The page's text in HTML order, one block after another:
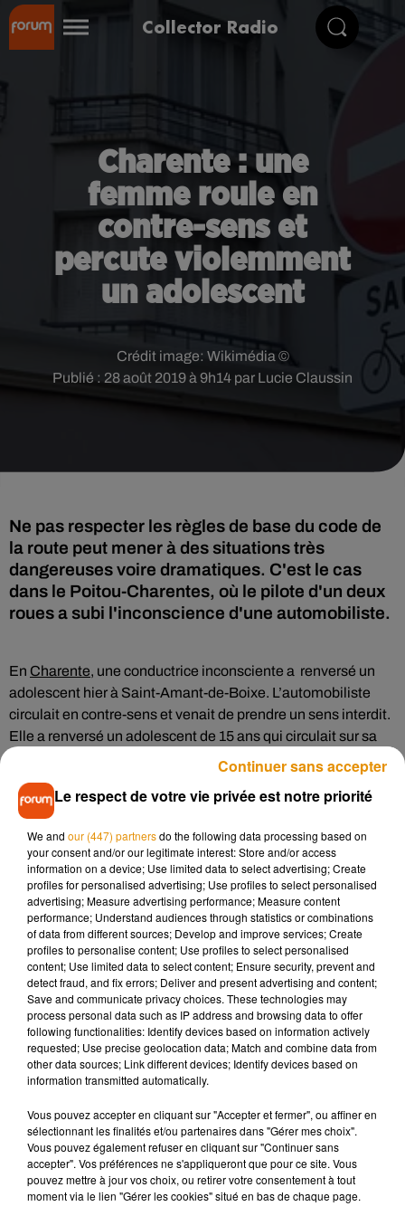
Collector Radio
Charente : une
femme roule en
contre-sens et
percute violemment
un adolescent
Publié : 28 août 2019 à 9h14 par Lucie Claussin
Crédit image: Wikimédia ©
Ne pas respecter les règles de base du code de
la route peut mener à des situations très
dangereuses voire dramatiques. C'est le cas
dans le Poitou-Charentes, où le pilote d'un deux
roues a subi l'inconscience d'une automobiliste.
En Charente, une conductrice inconsciente a renversé un
adolescent hier à Saint-Amant-de-Boixe. L’automobiliste
circulait en contre-sens et venait de prendre un sens interdit.
Elle a renversé un adolescent de 15 ans qui circulait sur sa
moto aux environs de 16h30. Le jeune a été sérieusement
blessé et a été pris en charge par les secours selon nos
confrères deLa Charente Libre. Les pompiers sont
rapidement intervenus et la victime a été transportée au
centre hospitalier d’Angoulême. Une enquête a été ouverte
afin de comprendre les circonstances précises de l’accident.
Musique
6 août 2026
Pomme emprunte le décor de l’émission
« Loups Garous » pour son...
6 août 2026
La version réécrite de « Beautiful Day »
interprétée lors des...
Le respect de votre vie privée est notre priorité
We and our (447) partnersdo the following data processing based on
your consent and/or our legitimate interest: Store and/or access
information on a device; Use limited data to select advertising; Create
profiles for personalised advertising; Use profiles to select personalised
advertising; Measure advertising performance; Measure content
performance; Understand audiences through statistics or combinations
of data from different sources; Develop and improve services; Create
profiles to personalise content; Use profiles to select personalised
content; Use limited data to select content; Ensure security, prevent and
detect fraud, and fix errors; Deliver and present advertising and content;
Save and communicate privacy choices. These technologies may
process personal data such as IP address and browsing data to offer
following functionalities: Identify devices based on information actively
requested; Use precise geolocation data; Match and combine data from
other data sources; Link different devices; Identify devices based on
information transmitted automatically.
Vous pouvez accepter en cliquant sur "Accepter et fermer", ou affiner en
sélectionnant les finalités et/ou partenaires dans "Gérer mes choix".
Vous pouvez également refuser en cliquant sur "Continuer sans
accepter". Vos préférences ne s'appliqueront que pour ce site. Vous
pouvez mettre à jour vos choix, ou retirer votre consentement à tout
moment via le lien "Gérer les cookies" situé en bas de chaque page.
Continuer sans accepter